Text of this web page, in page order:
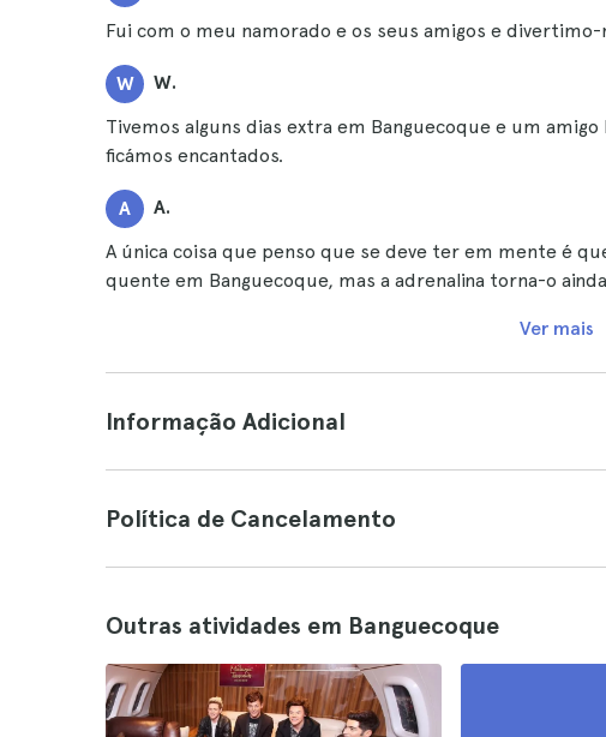
Fui com o meu namorado e os seus amigos e divertimo-
W W.
Tivemos alguns dias extra em Banguecoque e um
ficámos encantados.
A A.
A única coisa que penso que se deve ter em mente é
quente em Banguecoque, mas a adrenalina torna-o
Ver mais
Informação Adicional
Política de Cancelamento
Outras atividades em Banguecoque